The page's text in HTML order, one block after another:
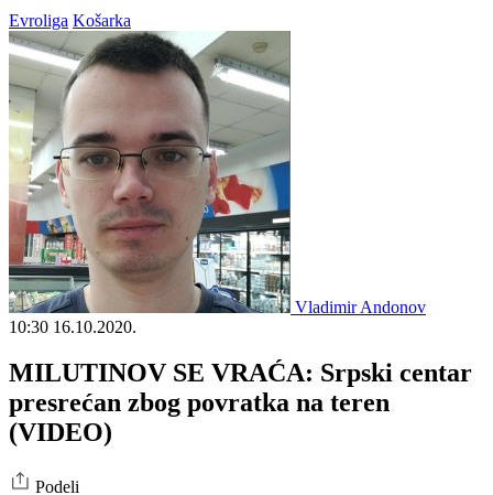
Evroliga Košarka
Vladimir Andonov
10:30 16.10.2020.
MILUTINOV SE VRAĆA: Srpski centar
presrećan zbog povratka na teren
(VIDEO)
Podeli